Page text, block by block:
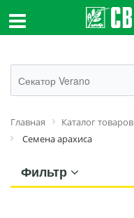
Главная Каталог товаров
Семена арахиса
Фильтр